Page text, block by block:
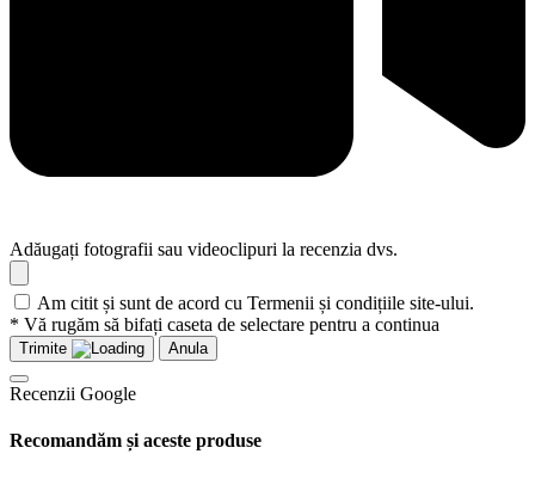
Adăugați fotografii sau videoclipuri la recenzia dvs.
Am citit și sunt de acord cu Termenii și condițiile site-ului.
* Vă rugăm să bifați caseta de selectare pentru a continua
Trimite Anula
Recenzii Google
Recomandăm și aceste produse